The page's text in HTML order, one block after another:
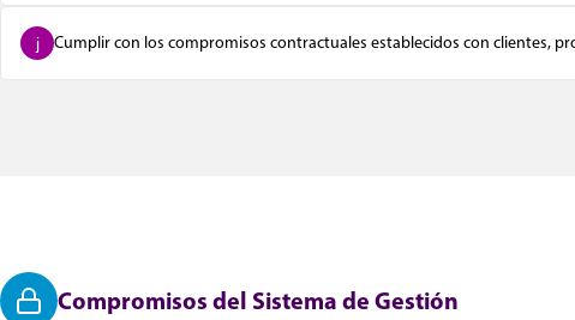
j Cumplir con los compromisos contractuales establecidos con clientes,
Compromisos del Sistema de Gestión